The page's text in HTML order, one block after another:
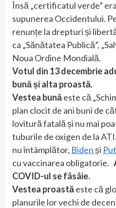
Însă „certificatul verde”
supunerea Occidentului.
renunțe la drepturi și
ca „Sănătatea Publică”,
Noua Ordine Mondială.
Votul din 13 decembrie
bună și alta proastă.
Vestea bunăeste că
plan clocit de ani buni de
lovitură fatală și nu mai
tuburile de oxigen de la
nu întâmplător, Bidenși
cu vaccinarea obligatorie.
COVID-ul se fâsâie.
Vestea proastăeste că
planurile lor vechi de